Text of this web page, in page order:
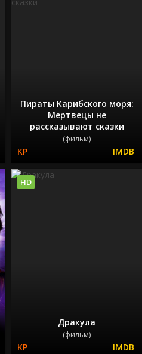
Пираты Карибского моря:
Мертвецы не
рассказывают сказки
(фильм)
Дракула
(фильм)
HD